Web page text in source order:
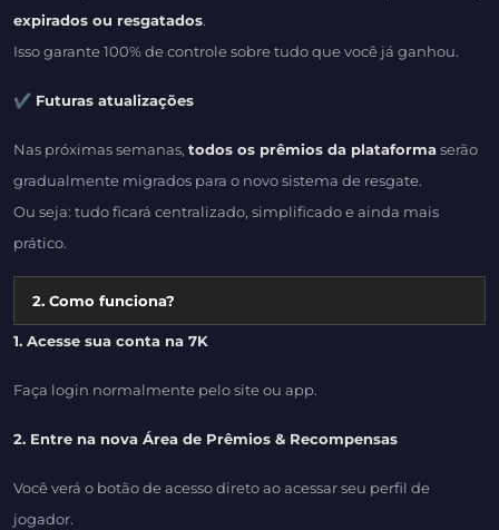
expirados ou resgatados.
Isso garante 100% de controle sobre tudo que você já ganhou.
✔ Futuras atualizações
Nas próximas semanas, todos os prêmios da plataformaserão
gradualmente migrados para o novo sistema de resgate.
Ou seja: tudo ficará centralizado, simplificado e ainda mais
prático.
2. Como funciona?
1. Acesse sua conta na 7K
Faça login normalmente pelo site ou app.
2. Entre na nova Área de Prêmios & Recompensas
Você verá o botão de acesso direto ao acessar seu perfil de
jogador.